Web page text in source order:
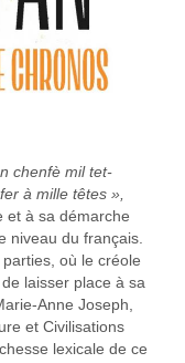
chenfè mil tet-
fer à mille têtes »,
et à sa démarche
niveau du français.
où le créole
laisser place à sa
Anne Joseph,
et Civilisations
lexicale de ce